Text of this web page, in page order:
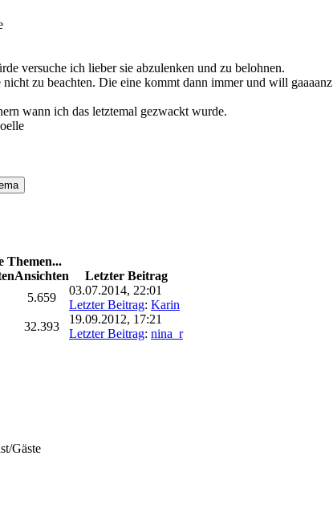
versuche ich lieber sie abzulenken und zu belohnen.
zu beachten. Die eine kommt dann immer und will
wann ich das letztemal gezwackt wurde.
Themen...
Ansichten
Letzter Beitrag
5.659
03.07.2014, 22:01
Letzter Beitrag: Karin
32.393
19.09.2012, 17:21
Letzter Beitrag: nina_r
Gäste